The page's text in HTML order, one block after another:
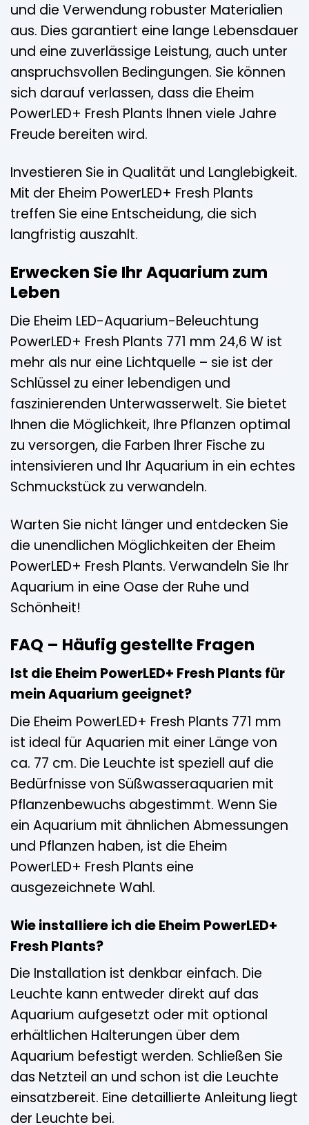
und die Verwendung robuster Materialien
aus. Dies garantiert eine lange Lebensdauer
und eine zuverlässige Leistung, auch unter
anspruchsvollen Bedingungen. Sie können
sich darauf verlassen, dass die Eheim
PowerLED+ Fresh Plants Ihnen viele Jahre
Freude bereiten wird.
Investieren Sie in Qualität und Langlebigkeit.
Mit der Eheim PowerLED+ Fresh Plants
treffen Sie eine Entscheidung, die sich
langfristig auszahlt.
Erwecken Sie Ihr Aquarium zum
Leben
Die Eheim LED-Aquarium-Beleuchtung
PowerLED+ Fresh Plants 771 mm 24,6 W ist
mehr als nur eine Lichtquelle – sie ist der
Schlüssel zu einer lebendigen und
faszinierenden Unterwasserwelt. Sie bietet
Ihnen die Möglichkeit, Ihre Pflanzen optimal
zu versorgen, die Farben Ihrer Fische zu
intensivieren und Ihr Aquarium in ein echtes
Schmuckstück zu verwandeln.
Warten Sie nicht länger und entdecken Sie
die unendlichen Möglichkeiten der Eheim
PowerLED+ Fresh Plants. Verwandeln Sie Ihr
Aquarium in eine Oase der Ruhe und
Schönheit!
FAQ – Häufig gestellte Fragen
Ist die Eheim PowerLED+ Fresh Plants für
mein Aquarium geeignet?
Die Eheim PowerLED+ Fresh Plants 771 mm
ist ideal für Aquarien mit einer Länge von
ca. 77 cm. Die Leuchte ist speziell auf die
Bedürfnisse von Süßwasseraquarien mit
Pflanzenbewuchs abgestimmt. Wenn Sie
ein Aquarium mit ähnlichen Abmessungen
und Pflanzen haben, ist die Eheim
PowerLED+ Fresh Plants eine
ausgezeichnete Wahl.
Wie installiere ich die Eheim PowerLED+
Fresh Plants?
Die Installation ist denkbar einfach. Die
Leuchte kann entweder direkt auf das
Aquarium aufgesetzt oder mit optional
erhältlichen Halterungen über dem
Aquarium befestigt werden. Schließen Sie
das Netzteil an und schon ist die Leuchte
einsatzbereit. Eine detaillierte Anleitung liegt
der Leuchte bei.